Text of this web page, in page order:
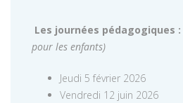
Les journées pédagogiques :
pour les enfants)
Jeudi 5 février 2026
Vendredi 12 juin 2026